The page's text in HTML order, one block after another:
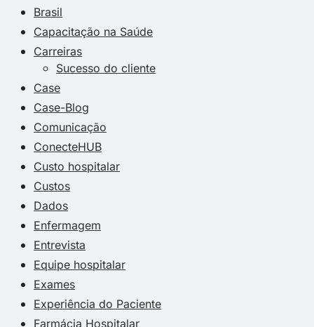
Brasil
Capacitação na Saúde
Carreiras
Sucesso do cliente
Case
Case-Blog
Comunicação
ConecteHUB
Custo hospitalar
Custos
Dados
Enfermagem
Entrevista
Equipe hospitalar
Exames
Experiência do Paciente
Farmácia Hospitalar